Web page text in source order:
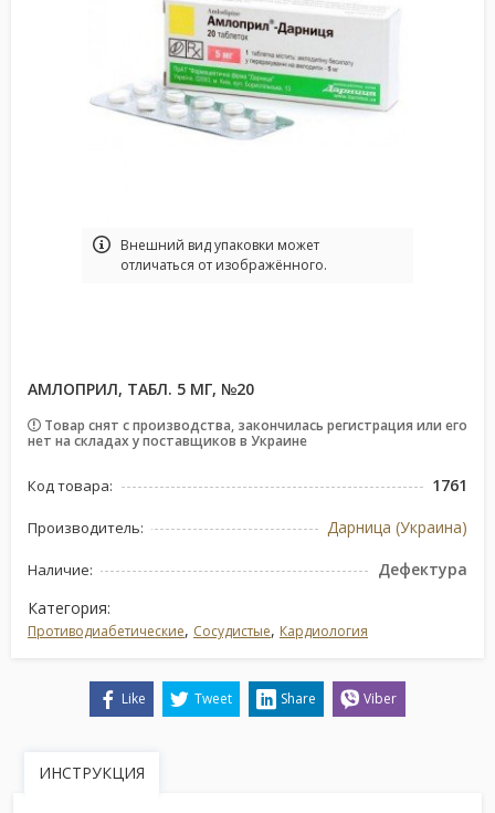
Bнешний вид упаковки может
отличаться от изображённого.
АМЛОПРИЛ, ТАБЛ. 5 МГ, №20
Товар снят с производства, закончилась регистрация или его
нет на складах у поставщиков в Украине
Код товара: 1761
Производитель: Дарница (Украина)
Наличие:
Дефектура
Категория:
Противодиабетические, Сосудистые, Кардиология
Like Tweet Share Viber
ИНСТРУКЦИЯ